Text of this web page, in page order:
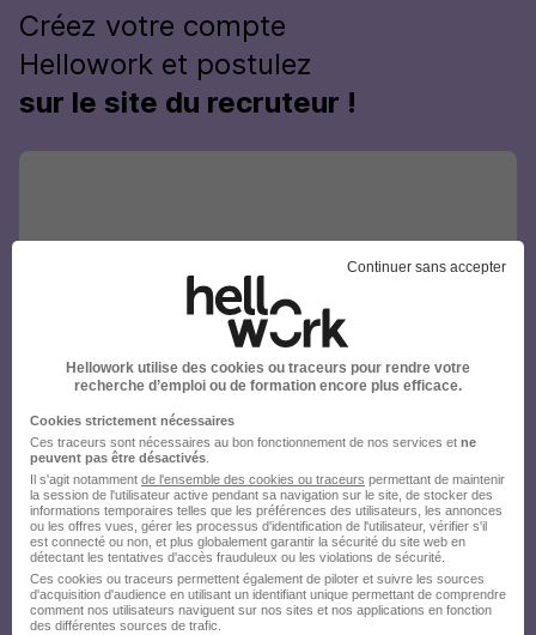
Créez votre compte
Hellowork et postulez
sur le site du recruteur !
Continuer sans accepter
Hellowork utilise des cookies ou traceurs pour rendre votre
recherche d’emploi ou de formation encore plus efficace.
Cookies strictement nécessaires
Ces traceurs sont nécessaires au bon fonctionnement de nos services et ne
peuvent pas être désactivés
Il s'agit notamment de l'ensemble des cookies ou traceurs permettant de maintenir
la session de l'utilisateur active pendant sa navigation sur le site, de stocker des
informations temporaires telles que les préférences des utilisateurs, les annonces
ou les offres vues, gérer les processus d'identification de l'utilisateur, vérifier s'il
est connecté ou non, et plus globalement garantir la sécurité du site web en
détectant les tentatives d'accès frauduleux ou les violations de sécurité.
Ces cookies ou traceurs permettent également de piloter et suivre les sources
d'acquisition d'audience en utilisant un identifiant unique permettant de comprendre
comment nos utilisateurs naviguent sur nos sites et nos applications en fonction
des différentes sources de trafic.